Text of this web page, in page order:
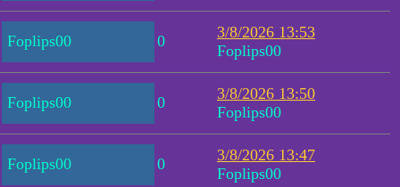
Foplips00 0
3/8/2026 13:53
Foplips00
Foplips00 0
3/8/2026 13:50
Foplips00
Foplips00 0
3/8/2026 13:47
Foplips00